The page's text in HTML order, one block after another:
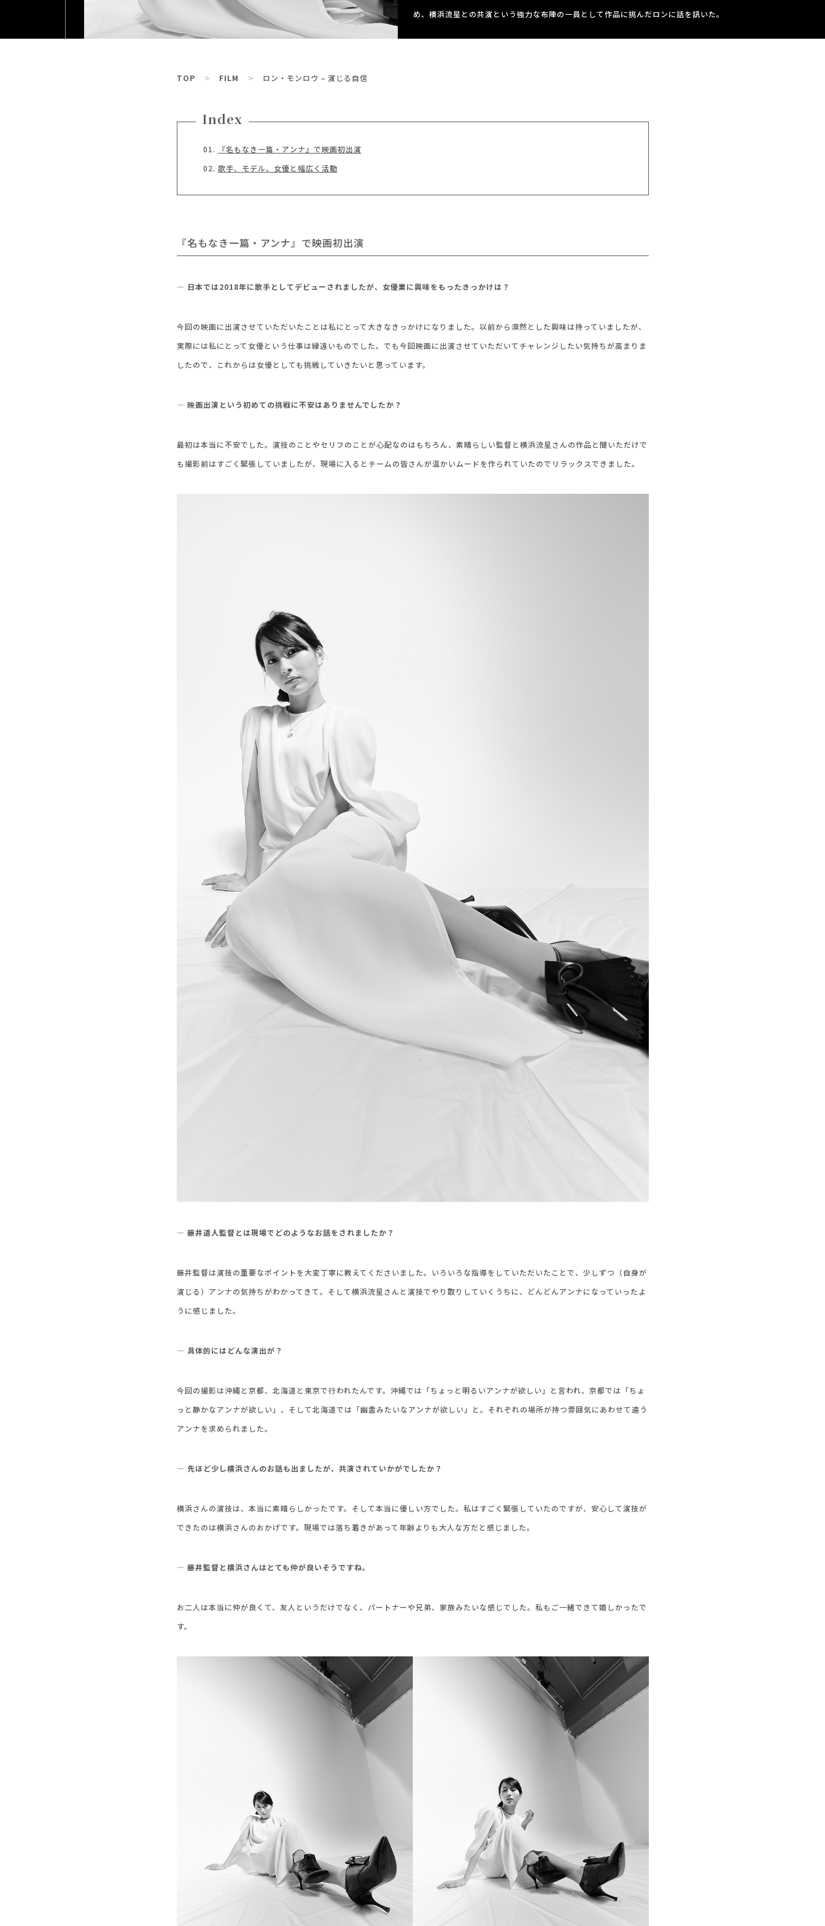
め、横浜流星との共演という強力な布陣の一員として作品に挑んだロンに話を訊いた。
TOP FILM ロン・モンロウ – 演じる自信
Index
『名もなき一篇・アンナ』で映画初出演
歌手、モデル、女優と幅広く活動
『名もなき一篇・アンナ』で映画初出演
— 日本では2018年に歌手としてデビューされましたが、女優業に興味をもったきっかけは？
今回の映画に出演させていただいたことは私にとって大きなきっかけになりました。以前から漠然とした興味は持っていましたが、
実際には私にとって女優という仕事は縁遠いものでした。でも今回映画に出演させていただいてチャレンジしたい気持ちが高まりま
したので、これからは女優としても挑戦していきたいと思っています。
— 映画出演という初めての挑戦に不安はありませんでしたか？
最初は本当に不安でした。演技のことやセリフのことが心配なのはもちろん、素晴らしい監督と横浜流星さんの作品と聞いただけで
も撮影前はすごく緊張していましたが、現場に入るとチームの皆さんが温かいムードを作られていたのでリラックスできました。
— 藤井道人監督とは現場でどのようなお話をされましたか？
藤井監督は演技の重要なポイントを大変丁寧に教えてくださいました。いろいろな指導をしていただいたことで、少しずつ（自身が
演じる）アンナの気持ちがわかってきて。そして横浜流星さんと演技でやり取りしていくうちに、どんどんアンナになっていったよ
うに感じました。
— 具体的にはどんな演出が？
今回の撮影は沖縄と京都、北海道と東京で行われたんです。沖縄では「ちょっと明るいアンナが欲しい」と言われ、京都では「ちょ
っと静かなアンナが欲しい」、そして北海道では「幽霊みたいなアンナが欲しい」と。それぞれの場所が持つ雰囲気にあわせて違う
アンナを求められました。
— 先ほど少し横浜さんのお話も出ましたが、共演されていかがでしたか？
横浜さんの演技は、本当に素晴らしかったです。そして本当に優しい方でした。私はすごく緊張していたのですが、安心して演技が
できたのは横浜さんのおかげです。現場では落ち着きがあって年齢よりも大人な方だと感じました。
— 藤井監督と横浜さんはとても仲が良いそうですね。
お二人は本当に仲が良くて、友人というだけでなく、パートナーや兄弟、家族みたいな感じでした。私もご一緒できて嬉しかったで
す。